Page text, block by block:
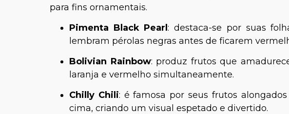
para fins ornamentais.
Pimenta Black Pearl: destaca-se por suas
lembram pérolas negras antes de ficarem
Bolivian Rainbow: produz frutos que
laranja e vermelho simultaneamente.
Chilly Chili: é famosa por seus frutos
cima, criando um visual espetado e divertido.